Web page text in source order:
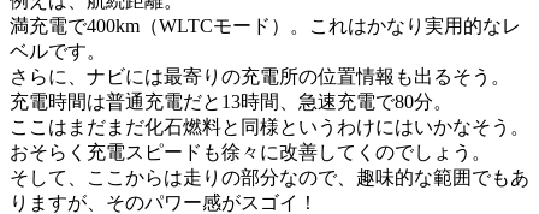
満充電で400km（WLTCモード）。これはかなり実用的なレ
ベルです。
さらに、ナビには最寄りの充電所の位置情報も出るそう。
充電時間は普通充電だと13時間、急速充電で80分。
ここはまだまだ化石燃料と同様というわけにはいかなそう。
おそらく充電スピードも徐々に改善してくのでしょう。
そして、ここからは走りの部分なので、趣味的な範囲でもあ
りますが、そのパワー感がスゴイ！